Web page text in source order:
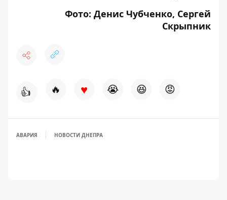
Фото: Денис Чубченко, Сергей
Скрыпник
👍 🔥 ♥ 😭 😆 😡
АВАРИЯ НОВОСТИ ДНЕПРА